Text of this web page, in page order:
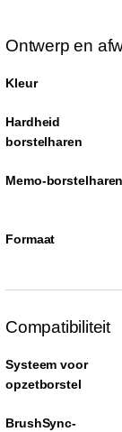
Ontwerp en
Kleur
Hardheid
borstelharen
Memo-borstelharen
Formaat
Compatibiliteit
Systeem voor
opzetborstel
BrushSync-